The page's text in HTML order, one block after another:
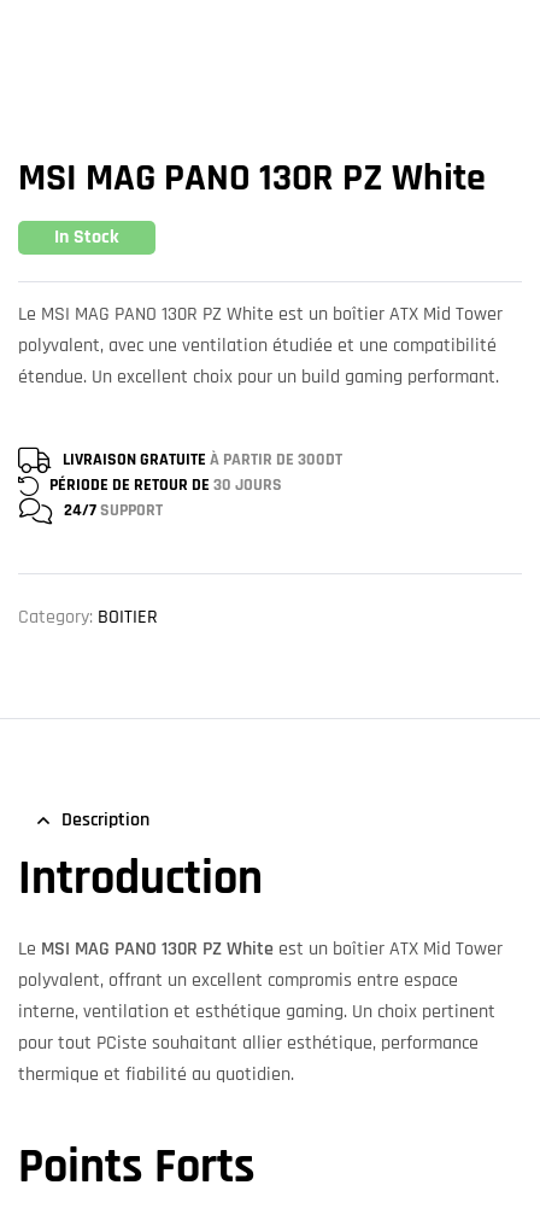
MSI MAG PANO 130R PZ White
In Stock
Le MSI MAG PANO 130R PZ White est un boîtier ATX Mid Tower
polyvalent, avec une ventilation étudiée et une compatibilité
étendue. Un excellent choix pour un build gaming performant.
LIVRAISON GRATUITE À PARTIR DE 300DT
PÉRIODE DE RETOUR DE 30 JOURS
24/7SUPPORT
Category: BOITIER
Description
Introduction
Le MSI MAG PANO 130R PZ White est un boîtier ATX Mid Tower
polyvalent, offrant un excellent compromis entre espace
interne, ventilation et esthétique gaming. Un choix pertinent
pour tout PCiste souhaitant allier esthétique, performance
thermique et fiabilité au quotidien.
Points Forts